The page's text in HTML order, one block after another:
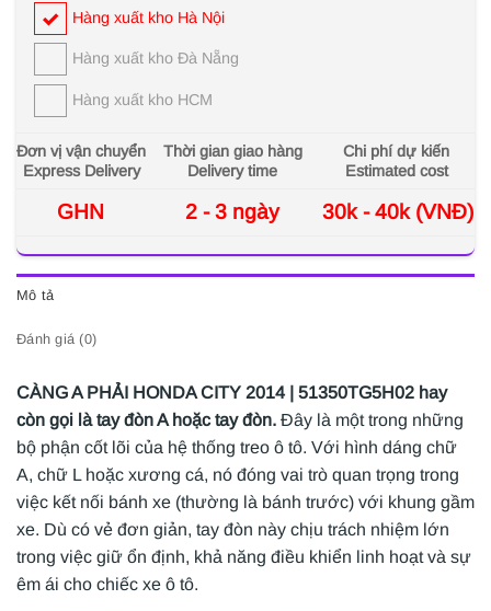
Hàng xuất kho Hà Nội
Hàng xuất kho Đà Nẵng
Hàng xuất kho HCM
Đơn vị vận chuyển
Express Delivery
Thời gian giao hàng
Delivery time
Chi phí dự kiến
Estimated cost
GHN 2 - 3 ngày 30k - 40k (VNĐ)
Mô tả
Đánh giá (0)
CÀNG A PHẢI HONDA CITY 2014 | 51350TG5H02 hay
còn gọi là tay đòn A hoặc tay đòn. Đây là một trong những
bộ phận cốt lõi của hệ thống treo ô tô. Với hình dáng chữ
A, chữ L hoặc xương cá, nó đóng vai trò quan trọng trong
việc kết nối bánh xe (thường là bánh trước) với khung gầm
xe. Dù có vẻ đơn giản, tay đòn này chịu trách nhiệm lớn
trong việc giữ ổn định, khả năng điều khiển linh hoạt và sự
êm ái cho chiếc xe ô tô.